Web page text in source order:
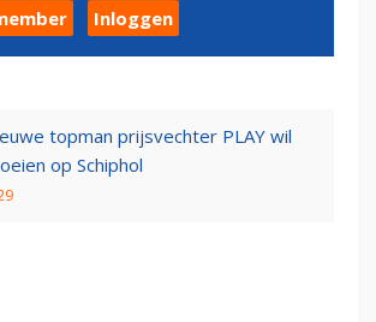
Inloggen
topman prijsvechter PLAY wil
op Schiphol